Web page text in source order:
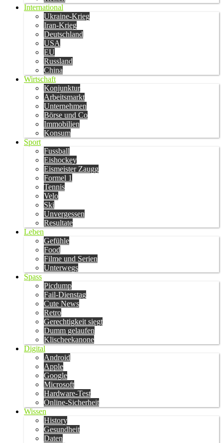
International
Ukraine-Krieg
Iran-Krieg
Deutschland
USA
EU
Russland
China
Wirtschaft
Konjunktur
Arbeitsmarkt
Unternehmen
Börse und Co
Immobilien
Konsum
Sport
Fussball
Eishockey
Eismeister Zaugg
Formel 1
Tennis
Velo
Ski
Unvergessen
Resultate
Leben
Gefühle
Food
Filme und Serien
Unterwegs
Spass
Picdump
Fail-Dienstag
Cute News
Retro
Gerechtigkeit siegt
Dumm gelaufen
Klischeekanone
Digital
Android
Apple
Google
Microsoft
Hardware-Test
Online-Sicherheit
Wissen
History
Gesundheit
Daten